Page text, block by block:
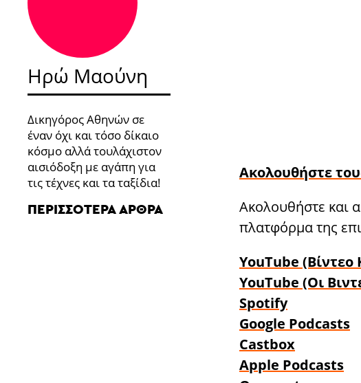
Ηρώ Μαούνη
Δικηγόρος Αθηνών σε
έναν όχι και τόσο δίκαιο
κόσμο αλλά τουλάχιστον
αισιόδοξη με αγάπη για
τις τέχνες και τα ταξίδια!
ΠΕΡΙΣΣΌΤΕΡΑ ΆΡΘΡΑ
Ακολουθήστε
Ακολουθήστε και
πλατφόρμα της
YouTube (Βίντεο
YouTube (Οι
Spotify
Google Podcasts
Castbox
Apple Podcasts